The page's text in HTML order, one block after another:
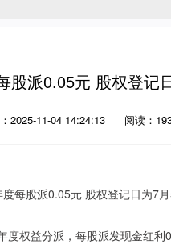
股派0.05元 股权登记
2025-11-04 14:24:13 阅读：
权益分派，每股派发现金红利